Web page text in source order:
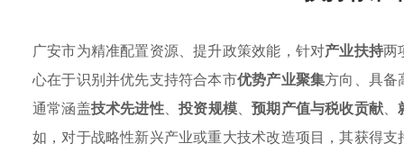
广安市为精准配置资源、提升政策效能，针对产业扶持两
心在于识别并优先支持符合本市优势产业聚集方向、具备
通常涵盖技术先进性、投资规模、预期产值与税收贡献、
如，对于战略性新兴产业或重大技术改造项目，其获得